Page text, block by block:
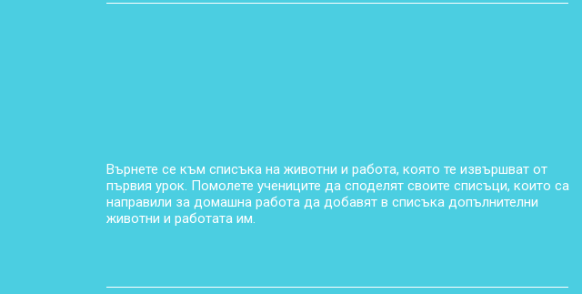
Върнете се към списъка на животни и работа, която те извършват от
първия урок. Помолете учениците да споделят своите списъци, които са
направили за домашна работа да добавят в списъка допълнителни
животни и работата им.